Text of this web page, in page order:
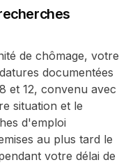
de chômage, votre
documentées
et 12, convenu avec
situation et le
d'emploi
au plus tard le
votre délai de